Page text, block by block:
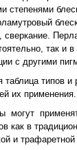
степенями
сверкание.
так и
с другими
типов и
их применения.
могут
как в
и трафаретной